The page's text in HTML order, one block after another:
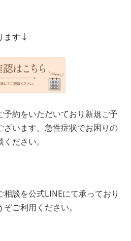
ます↓
約をいただいており新規ご予
ざいます。急性症状でお困りの
ださい。
談を公式LINEにて承っており
ご利用ください。